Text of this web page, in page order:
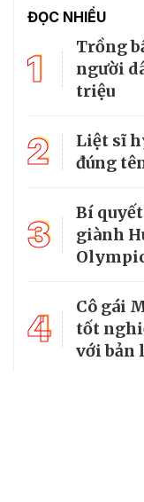
ĐỌC NHIỀU
1
Trồng
người
triệu
2
Liệt sĩ
đúng
3
Bí
giành
4
Cô gái
tốt
với bản